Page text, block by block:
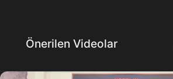
Önerilen Videolar